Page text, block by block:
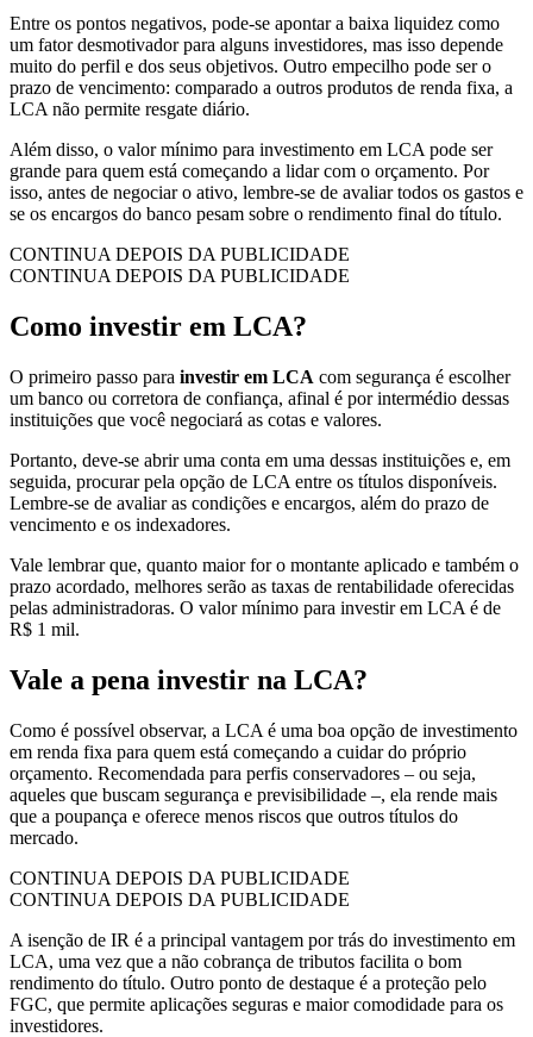
Entre os pontos negativos, pode-se apontar a baixa liquidez como
um fator desmotivador para alguns investidores, mas isso depende
muito do perfil e dos seus objetivos. Outro empecilho pode ser o
prazo de vencimento: comparado a outros produtos de renda fixa, a
LCA não permite resgate diário.
Além disso, o valor mínimo para investimento em LCA pode ser
grande para quem está começando a lidar com o orçamento. Por
isso, antes de negociar o ativo, lembre-se de avaliar todos os gastos e
se os encargos do banco pesam sobre o rendimento final do título.
CONTINUA DEPOIS DA PUBLICIDADE
CONTINUA DEPOIS DA PUBLICIDADE
Como investir em LCA?
O primeiro passo para investir em LCA com segurança é escolher
um banco ou corretora de confiança, afinal é por intermédio dessas
instituições que você negociará as cotas e valores.
Portanto, deve-se abrir uma conta em uma dessas instituições e, em
seguida, procurar pela opção de LCA entre os títulos disponíveis.
Lembre-se de avaliar as condições e encargos, além do prazo de
vencimento e os indexadores.
Vale lembrar que, quanto maior for o montante aplicado e também o
prazo acordado, melhores serão as taxas de rentabilidade oferecidas
pelas administradoras. O valor mínimo para investir em LCA é de
R$ 1 mil.
Vale a pena investir na LCA?
Como é possível observar, a LCA é uma boa opção de investimento
em renda fixa para quem está começando a cuidar do próprio
orçamento. Recomendada para perfis conservadores – ou seja,
aqueles que buscam segurança e previsibilidade –, ela rende mais
que a poupança e oferece menos riscos que outros títulos do
mercado.
CONTINUA DEPOIS DA PUBLICIDADE
CONTINUA DEPOIS DA PUBLICIDADE
A isenção de IR é a principal vantagem por trás do investimento em
LCA, uma vez que a não cobrança de tributos facilita o bom
rendimento do título. Outro ponto de destaque é a proteção pelo
FGC, que permite aplicações seguras e maior comodidade para os
investidores.